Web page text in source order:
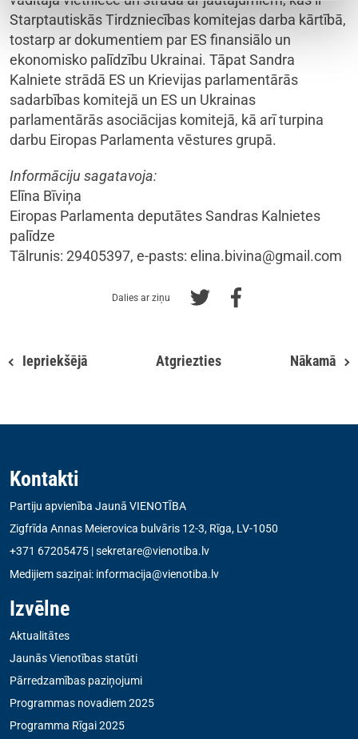
Starptautiskās Tirdzniecības komitejas darba kārtībā,
tostarp ar dokumentiem par ES finansiālo un
ekonomisko palīdzību Ukrainai. Tāpat Sandra
Kalniete strādā ES un Krievijas parlamentārās
sadarbības komitejā un ES un Ukrainas
parlamentārās asociācijas komitejā, kā arī turpina
darbu Eiropas Parlamenta vēstures grupā.
Informāciju sagatavoja:
Elīna Bīviņa
Eiropas Parlamenta deputātes Sandras Kalnietes
palīdze
Tālrunis: 29405397, e-pasts: elina.bivina@gmail.com
Dalies ar ziņu
Iepriekšējā Atgriezties Nākamā
Kontakti
Partiju apvienība Jaunā VIENOTĪBA
Zigfrīda Annas Meierovica bulvāris 12-3, Rīga, LV-1050
+371 67205475 |sekretare@vienotiba.lv
Medijiem saziņai: informacija@vienotiba.lv
Izvēlne
Aktualitātes
Jaunās Vienotības statūti
Pārredzamības paziņojumi
Programmas novadiem 2025
Programma Rīgai 2025